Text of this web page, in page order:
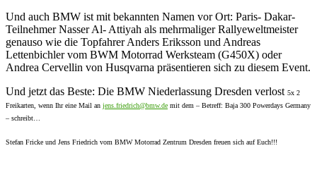
Und auch BMW ist mit bekannten Namen vor Ort: Paris- Dakar-
Teilnehmer Nasser Al- Attiyah als mehrmaliger Rallyeweltmeister
genauso wie die Topfahrer Anders Eriksson und Andreas
Lettenbichler vom BWM Motorrad Werksteam (G450X) oder
Andrea Cervellin von Husqvarna präsentieren sich zu diesem Event.
Und jetzt das Beste: Die BMW Niederlassung Dresden verlost 5x 2
Freikarten, wenn Ihr eine Mail an jens.friedrich@bmw.de mit dem – Betreff: Baja 300 Powerdays Germany
– schreibt…
Stefan Fricke und Jens Friedrich vom BMW Motorrad Zentrum Dresden freuen sich auf Euch!!!